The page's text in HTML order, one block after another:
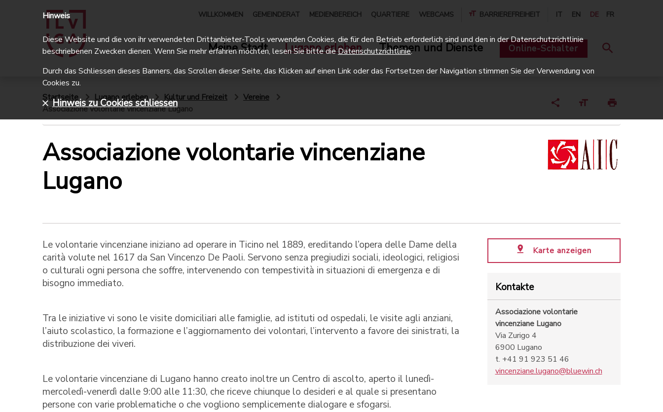
WILLKOMMEN GEMEINDERAT MEDIENBEREICH QUARTIERE WEBCAMS BARRIEREFREIHEIT IT EN DE FR
Meine Stadt Lugano erleben Themen und Dienste Online-Schalter
Startseite Lugano erleben Kultur und Freizeit
Vereine
Associazione volontarie vincenziane Lugano
Associazione volontarie vincenziane
Lugano
Le volontarie vincenziane iniziano ad operare in Ticino nel 1889, ereditando l’opera delle Dame della
carità volute nel 1617 da San Vincenzo De Paoli. Servono senza pregiudizi sociali, ideologici, religiosi
o culturali ogni persona che soffre, intervenendo con tempestività in situazioni di emergenza e di
bisogno immediato.
Tra le iniziative vi sono le visite domiciliari alle famiglie, ad istituti od ospedali, le visite agli anziani,
l’aiuto scolastico, la formazione e l’aggiornamento dei volontari, l’intervento a favore dei sinistrati, la
distribuzione dei viveri.
Le volontarie vincenziane di Lugano hanno creato inoltre un Centro di ascolto, aperto il lunedì-
mercoledì-venerdì dalle 9:00 alle 11:30, che riceve chiunque lo desideri e al quale si presentano
persone con varie problematiche o che vogliono semplicemente dialogare e sfogarsi.
Karte anzeigen
Kontakte
Associazione volontarie
vincenziane Lugano
Via Zurigo 4
6900 Lugano
t. +41 91 923 51 46
vincenziane.lugano@bluewin.ch
Hinweis
Diese Website und die von ihr verwendeten Drittanbieter-Tools verwenden Cookies, die für den Betrieb erforderlich sind und den in der Datenschutzrichtlinie
beschriebenen Zwecken dienen. Wenn Sie mehr erfahren möchten, lesen Sie bitte dieDatenschutzrichtlinie.
Durch das Schliessen dieses Banners, das Scrollen dieser Seite, das Klicken auf einen Link oder das Fortsetzen der Navigation stimmen Sie der Verwendung von
Cookies zu.
Hinweis zu Cookies schliessen